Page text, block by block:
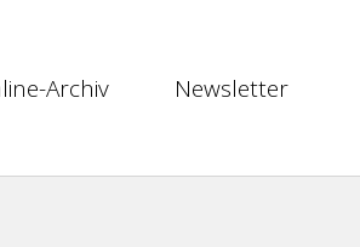
Archiv Newsletter